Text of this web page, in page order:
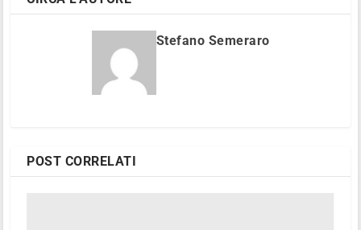
Stefano Semeraro
POST CORRELATI